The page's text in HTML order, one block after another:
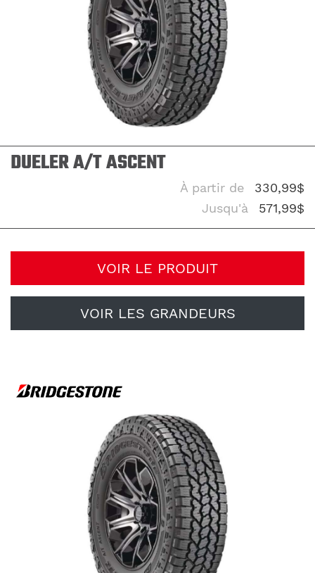
DUELER A/T ASCENT
À partir de
330,99$
Jusqu'à
571,99$
VOIR LE PRODUIT
VOIR LES GRANDEURS